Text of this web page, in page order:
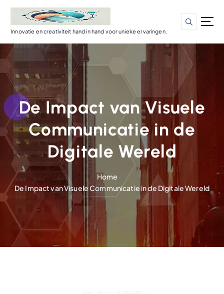
d
n
Innovatie en creativiteit hand in hand voor unieke ervaringen.
De Impact van Visuele
Communicatie in de
Digitale Wereld
Home
De Impact van Visuele Communicatie in de Digitale Wereld